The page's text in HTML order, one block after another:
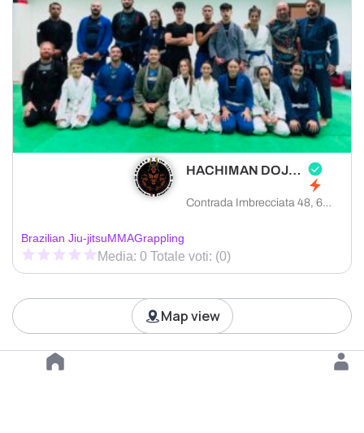
HACHIMAN DOJO ASD
Contrada Imbrecciata 48, 62010 Montefano provincia di Macerata, Italia
Brazilian Jiu-jitsuMMAGrappling
Media: 0 Totale voti: (0)
Load more
Map view